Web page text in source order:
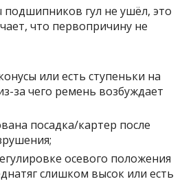
подшипников гул не ушёл, это
что первопричину не
или есть ступеньки на
за чего ремень возбуждает
посадка/картер после
осевого положения
слишком высок или есть